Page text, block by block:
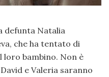
defunta Natalia
che ha tentato di
bambino. Non è
e Valeria saranno